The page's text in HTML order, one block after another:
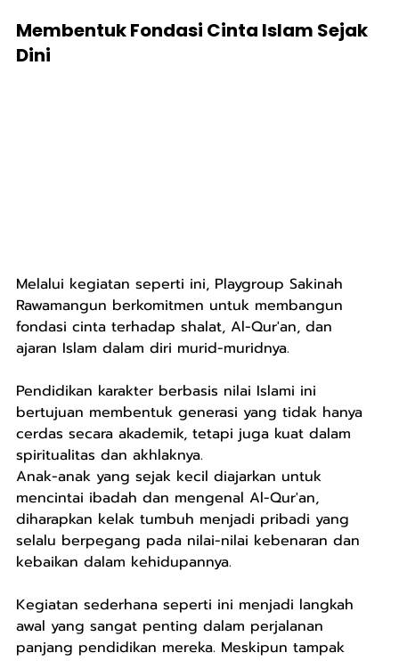
Membentuk Fondasi Cinta Islam Sejak
Dini
Melalui kegiatan seperti ini, Playgroup Sakinah
Rawamangun berkomitmen untuk membangun
fondasi cinta terhadap shalat, Al-Qur'an, dan
ajaran Islam dalam diri murid-muridnya.
Pendidikan karakter berbasis nilai Islami ini
bertujuan membentuk generasi yang tidak hanya
cerdas secara akademik, tetapi juga kuat dalam
spiritualitas dan akhlaknya.
Anak-anak yang sejak kecil diajarkan untuk
mencintai ibadah dan mengenal Al-Qur'an,
diharapkan kelak tumbuh menjadi pribadi yang
selalu berpegang pada nilai-nilai kebenaran dan
kebaikan dalam kehidupannya.
Kegiatan sederhana seperti ini menjadi langkah
awal yang sangat penting dalam perjalanan
panjang pendidikan mereka. Meskipun tampak